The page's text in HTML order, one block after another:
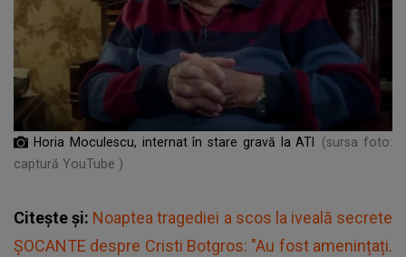
Horia Moculescu, internat în stare gravă la ATI
(sursa foto:
captură YouTube )
Citește și: Noaptea tragediei a scos la iveală secrete
ȘOCANTE despre Cristi Botgros: "Au fost amenințați.